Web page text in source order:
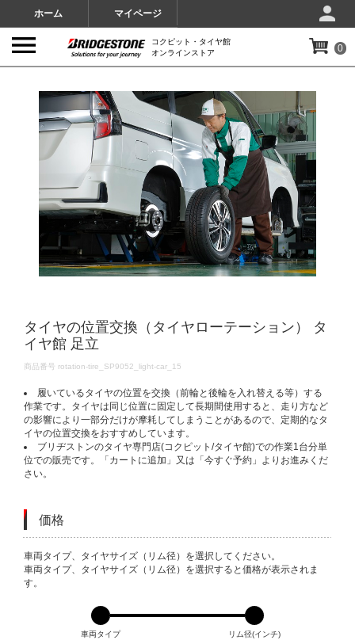
ホーム マイページ
コクピット・タイヤ館
オンラインストア
0
タイヤの位置交換（タイヤローテーション） タ
イヤ館 足立
DETAILS
商品番号 rotation-tire_SP9052_light-car_15
履いているタイヤの位置を交換（前輪と後輪を入れ替える等）する
作業です。タイヤは同じ位置に固定して長期間使用すると、走り方など
の影響により一部分だけが摩耗してしまうことがあるので、定期的なタ
イヤの位置交換をおすすめしています。
ブリヂストンのタイヤ専門店(コクピット/タイヤ館)での作業1台分単
位での販売です。「カートに追加」又は「今すぐ予約」よりお進みくだ
さい。
価格
VARIATIONS
車両タイプ、タイヤサイズ（リム径）を選択してください。
車両タイプ、タイヤサイズ（リム径）を選択すると価格が表示されま
す。
車両タイプ リム径(インチ)